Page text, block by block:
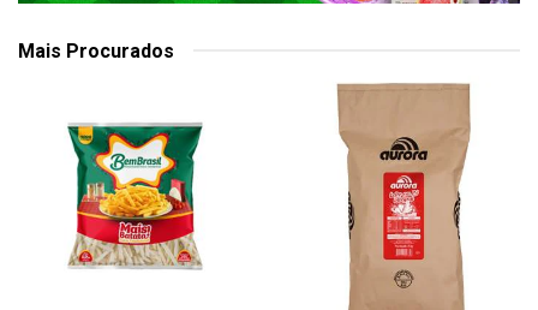
Mais Procurados